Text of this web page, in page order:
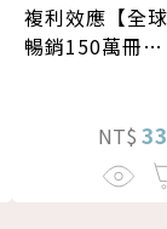
複利效應【全球
暢銷150萬冊・
NT$